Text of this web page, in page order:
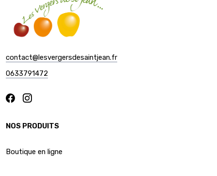
contact@lesvergersdesaintjean.fr
0633791472
NOS PRODUITS
Boutique en ligne